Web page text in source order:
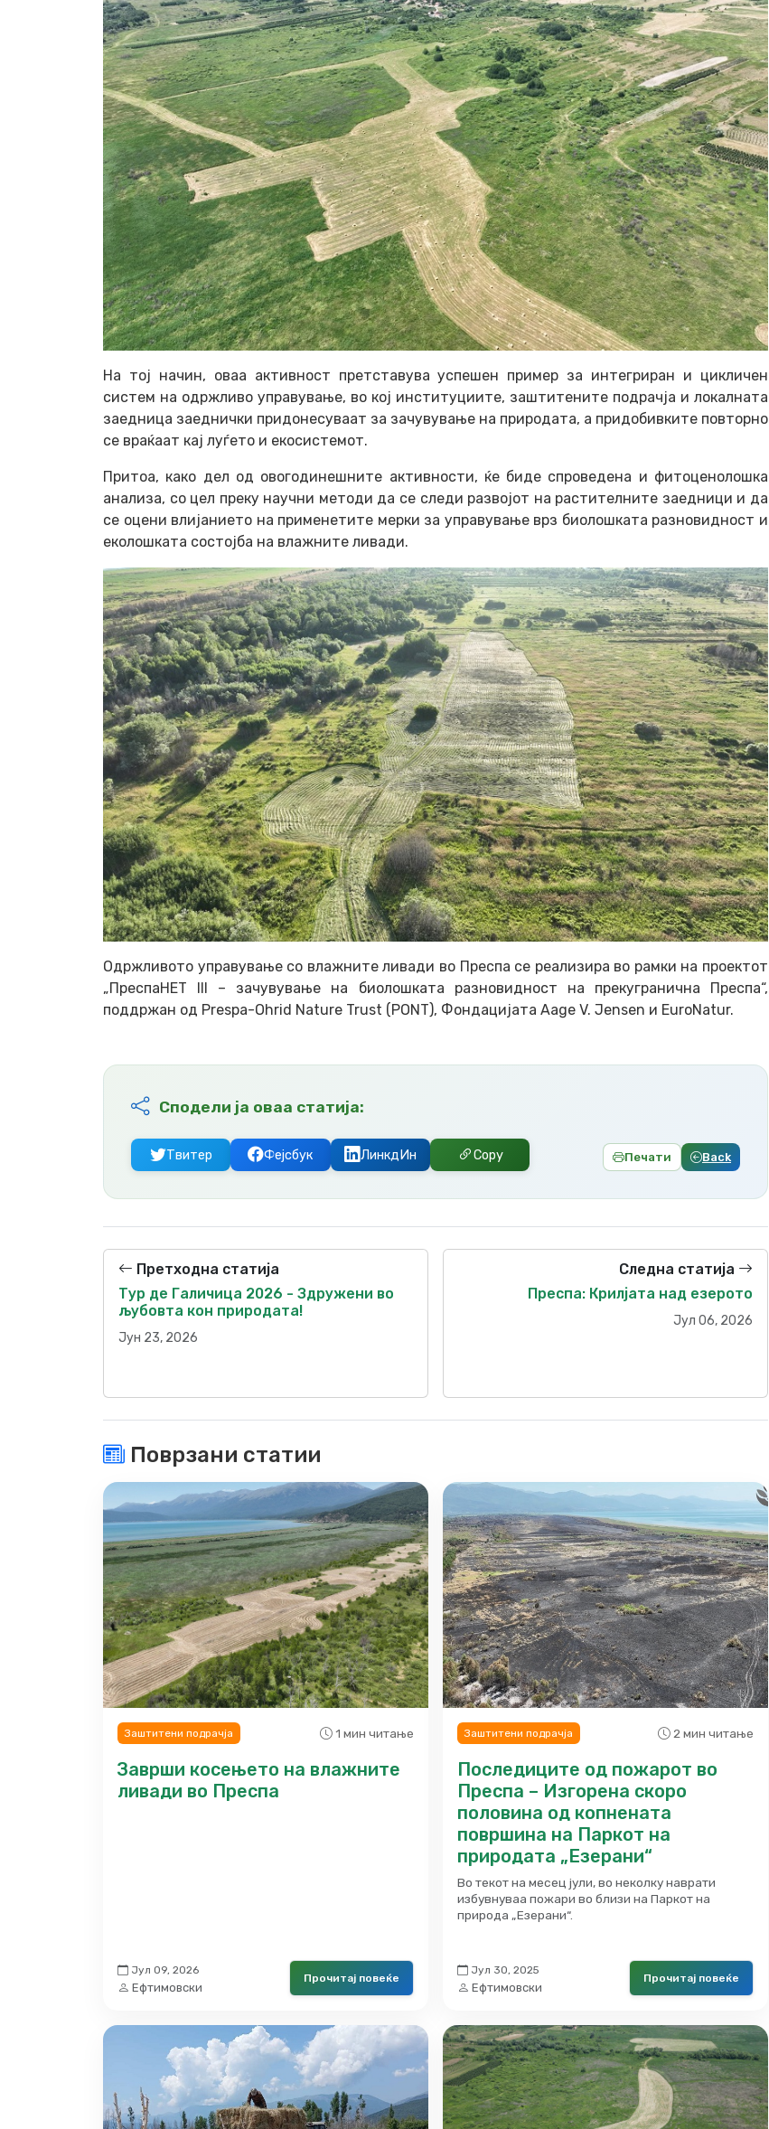
На тој начин, оваа активност претставува успешен пример за интегриран и цикличен
систем на одржливо управување, во кој институциите, заштитените подрачја и локалната
заедница заеднички придонесуваат за зачувување на природата, а придобивките повторно
се враќаат кај луѓето и екосистемот.
Притоа, како дел од овогодинешните активности, ќе биде спроведена и фитоценолошка
анализа, со цел преку научни методи да се следи развојот на растителните заедници и да
се оцени влијанието на применетите мерки за управување врз биолошката разновидност и
еколошката состојба на влажните ливади.
Одржливото управување со влажните ливади во Преспа се реализира во рамки на проектот
„ПреспаНЕТ III – зачувување на биолошката разновидност на прекугранична Преспа“,
поддржан од Prespa-Ohrid Nature Trust (PONT), Фондацијата Aage V. Jensen и EuroNatur.
Сподели ја оваа статија:
Твитер Фејсбук ЛинкдИн Copy Печати Back
Претходна статија
Тур де Галичица 2026 - Здружени во
љубовта кон природата!
Јун 23, 2026
Следна статија
Преспа: Крилјата над езерото
Јул 06, 2026
Поврзани статии
Заштитени подрачја 1 мин читање
Заврши косењето на влажните
ливади во Преспа
Јул 09, 2026
Ефтимовски
Прочитај повеќе
Заштитени подрачја 2 мин читање
Последиците од пожарот во
Преспа – Изгорена скоро
половина од копнената
површина на Паркот на
природата „Езерани“
Во текот на месец јули, во неколку наврати
избувнуваа пожари во близи на Паркот на
природа „Езерани“.
Јул 30, 2025
Ефтимовски
Прочитај повеќе